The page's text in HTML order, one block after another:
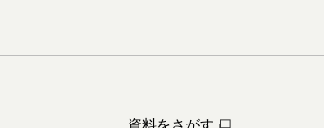
資料をさがす